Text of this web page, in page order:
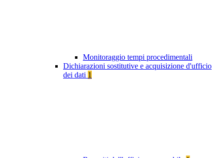
Monitoraggio tempi procedimentali
Dichiarazioni sostitutive e acquisizione d'ufficio
dei dati 1